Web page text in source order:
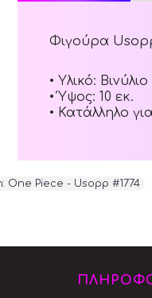
Φιγούρα
• Υλικό: Βινύλιο
• Ύψος: 10 εκ.
• Κατάλληλο
One Piece - Usopp #1774